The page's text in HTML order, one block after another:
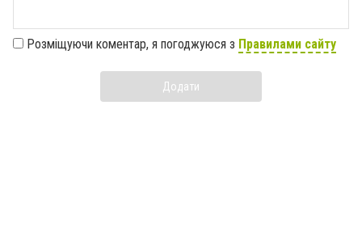
Розміщуючи коментар, я погоджуюся з Правилами сайту
Додати